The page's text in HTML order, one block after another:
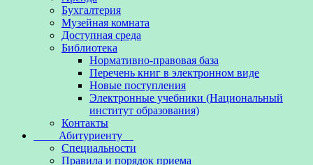
Бухгалтерия
Музейная комната
Доступная среда
Библиотека
Нормативно-правовая база
Перечень книг в электронном виде
Новые поступления
Электронные учебники (Национальный
институт образования)
Контакты
Абитуриенту
Специальности
Правила и порядок приема